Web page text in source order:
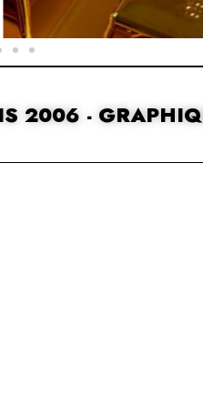
2006 -